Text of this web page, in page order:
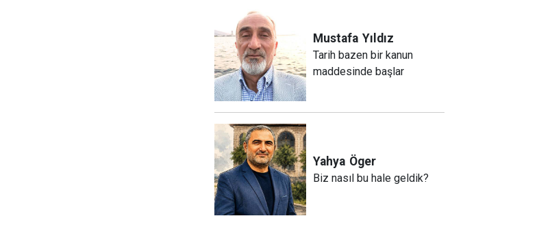
Mustafa Yıldız
Tarih bazen bir kanun
maddesinde başlar
Yahya Öger
Biz nasıl bu hale geldik?